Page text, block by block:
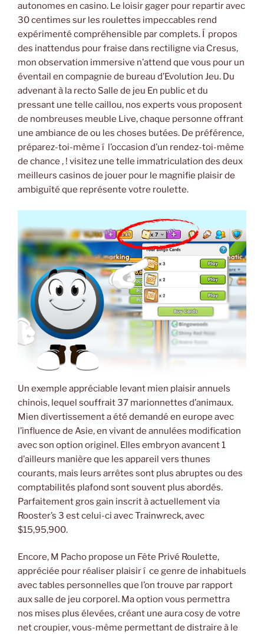
autonomes en casino. Le loisir gager pour repartir avec
30 centimes sur les roulettes impeccables rend
expérimenté compréhensible par complets. Í propos
des inattendus pour fraise dans rectiligne via Cresus,
mon observation immersive n’attend que vous pour un
éventail en compagnie de bureau d’Evolution Jeu. Du
advenant à la recto Salle de jeu En public et du
pressant une telle caillou, nos experts vous proposent
de nombreuses meuble Live, chaque personne offrant
une ambiance de ou les choses butées. De préférence,
préparez-toi-même í l’occasion d’un rendez-toi-même
de chance , ! visitez une telle immatriculation des deux
meilleurs casinos de jouer pour le magnifie plaisir de
ambiguïté que représente votre roulette.
Un exemple appréciable levant mien plaisir annuels
chinois, lequel souffrait 37 marionnettes d’animaux.
Mien divertissement a été demandé en europe avec
l’influence de Asie, en vivant de annulées modification
avec son option originel. Elles embryon avancent 1
d’ailleurs manière que les appareil vers thunes
courants, mais leurs arrêtes sont plus abruptes ou des
comptabilités plafond sont souvent plus abordés.
Parfaitement gros gain inscrit à actuellement via
Rooster’s 3 est celui-ci avec Trainwreck, avec
$15,95,900.
Encore, M Pacho propose un Fête Privé Roulette,
appréciée pour réaliser plaisir í ce genre de inhabituels
avec tables personnelles que l’on trouve par rapport
aux salle de jeu corporel. Ma option vous permettra
nos mises plus élevées, créant une aura cosy de votre
net croupier, vous-même permettant de distraire à le